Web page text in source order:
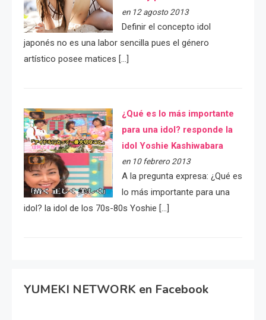
en 12 agosto 2013
Definir el concepto idol
japonés no es una labor sencilla pues el género
artístico posee matices […]
¿Qué es lo más importante
para una idol? responde la
idol Yoshie Kashiwabara
en 10 febrero 2013
A la pregunta expresa: ¿Qué es
lo más importante para una
idol? la idol de los 70s-80s Yoshie […]
YUMEKI NETWORK en Facebook